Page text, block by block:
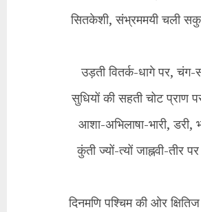
सितकेशी, संभ्रममयी चली
उड़ती वितर्क-धागे पर, चंग-
सुधियों की सहती चोट प्राण
आशा-अभिलाषा-भारी, डरी,
कुंती ज्यों-त्यों जाह्नवी-तीर
दिनमणि पश्चिम की ओर